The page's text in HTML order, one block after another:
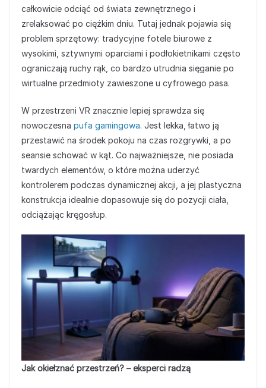
całkowicie odciąć od świata zewnętrznego i
zrelaksować po ciężkim dniu. Tutaj jednak pojawia się
problem sprzętowy: tradycyjne fotele biurowe z
wysokimi, sztywnymi oparciami i podłokietnikami często
ograniczają ruchy rąk, co bardzo utrudnia sięganie po
wirtualne przedmioty zawieszone u cyfrowego pasa.
W przestrzeni VR znacznie lepiej sprawdza się
nowoczesna pufa gamingowa. Jest lekka, łatwo ją
przestawić na środek pokoju na czas rozgrywki, a po
seansie schować w kąt. Co najważniejsze, nie posiada
twardych elementów, o które można uderzyć
kontrolerem podczas dynamicznej akcji, a jej plastyczna
konstrukcja idealnie dopasowuje się do pozycji ciała,
odciążając kręgosłup.
Jak okiełznać przestrzeń? – eksperci radzą